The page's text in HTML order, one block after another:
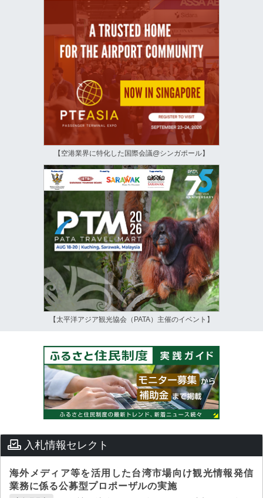
【空港業界に特化した国際会議@シンガポール】
【太平洋アジア観光協会（PATA）主催のイベント】
入札情報セレクト
海外メディア等を活用した台湾市場向け観光情報発信
業務に係る公募型プロポーザルの実施